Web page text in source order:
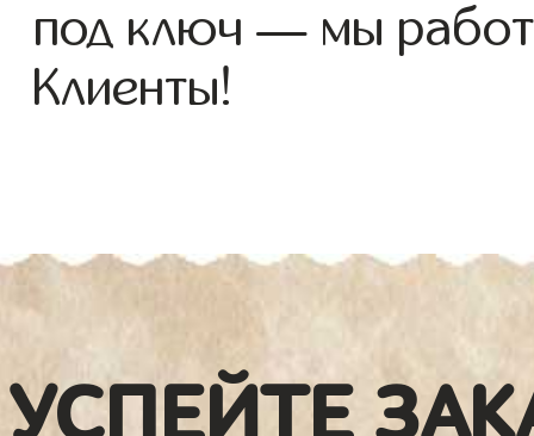
под ключ — мы
Клиенты!